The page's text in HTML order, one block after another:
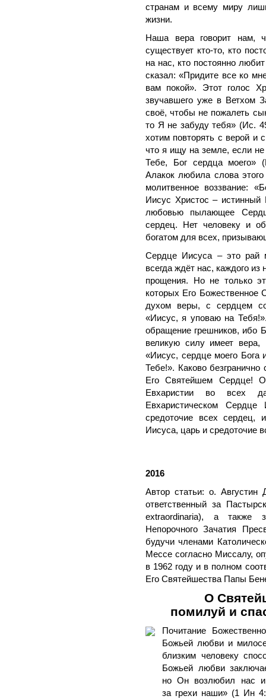
странам и всему миру
жизни.
Наша вера говорит нам,
существует кто-то, кто
на нас, кто постоянно
сказал: «Придите все ко
вам покой». Этот голос
звучавшего уже в Ветхом
своё, чтобы не пожалеть
то Я не забуду тебя» (Ис.
хотим повторять с верой и
что я ищу на земле, если
Тебе, Бог сердца моего»
Алакок любила слова
молитвенное воззвание:
Иисус Христос – истинный
любовью пылающее
сердец. Нет человеку и
богатом для всех,
Сердце Иисуса – это рай
всегда ждёт нас, каждого
прощения. Но не только
которых Его Божественное
духом веры, с сердцем
«Иисус, я уповаю на
обращение грешников, ибо
великую силу имеет
«Иисус, сердце моего Бога
Тебе!». Каково
Его Святейшем Сердце!
Евхаристии во всех
Евхаристическом
средоточие всех
Иисуса, царь и средоточие
2016
Автор статьи: о.
ответственный за
extraordinaria), а также
Непорочного Зачатия
будучи членами
Мессе согласно Миссалу,
в 1962 году и в полном
Его Святейшества Папы
О
помилуй и
Почитание
Божьей любви и
близким человеку
Божьей любви
но Он возлюбил нас и
за грехи наши» (1 Ин